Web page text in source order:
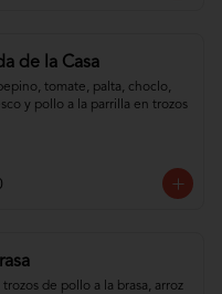
de la Casa
tomate, palta, choclo,
y pollo a la parrilla en trozos
de pollo a la brasa, arroz